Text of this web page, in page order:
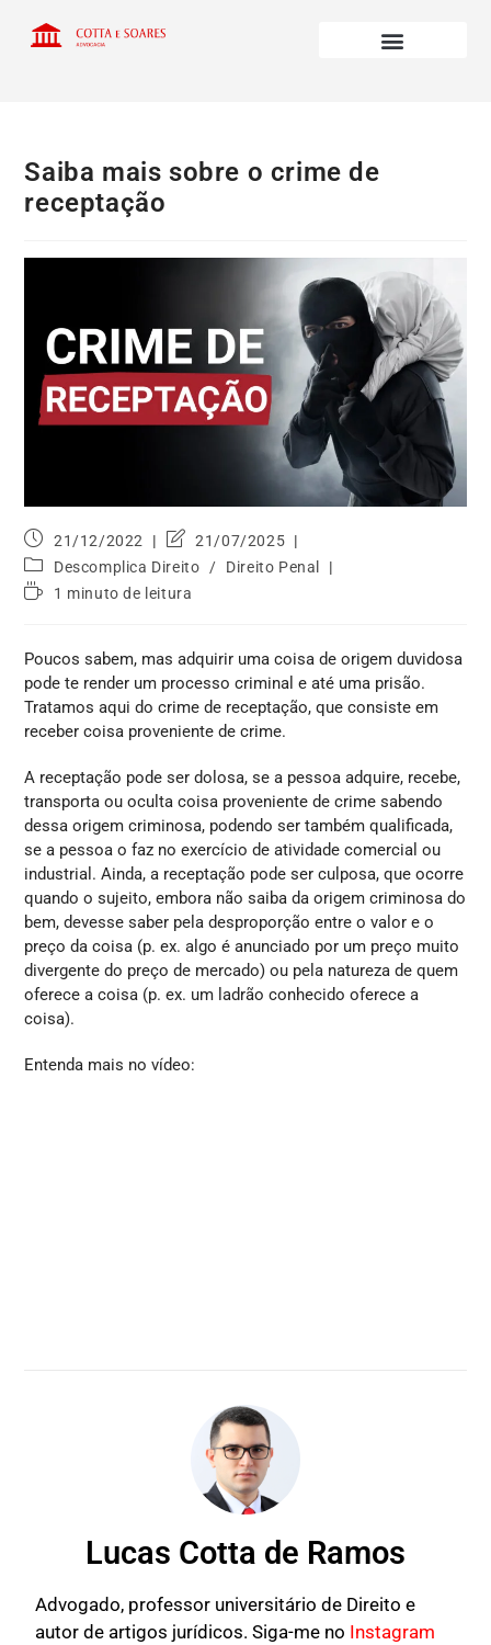
Saiba mais sobre o crime de
receptação
21/12/2022
21/07/2025
Descomplica Direito
/
Direito Penal
1 minuto de leitura
Poucos sabem, mas adquirir uma coisa de origem duvidosa
pode te render um processo criminal e até uma prisão.
Tratamos aqui do crime de receptação, que consiste em
receber coisa proveniente de crime.
A receptação pode ser dolosa, se a pessoa adquire, recebe,
transporta ou oculta coisa proveniente de crime sabendo
dessa origem criminosa, podendo ser também qualificada,
se a pessoa o faz no exercício de atividade comercial ou
industrial. Ainda, a receptação pode ser culposa, que ocorre
quando o sujeito, embora não saiba da origem criminosa do
bem, devesse saber pela desproporção entre o valor e o
preço da coisa (p. ex. algo é anunciado por um preço muito
divergente do preço de mercado) ou pela natureza de quem
oferece a coisa (p. ex. um ladrão conhecido oferece a
coisa).
Entenda mais no vídeo:
Lucas Cotta de Ramos
Advogado, professor universitário de Direito e
autor de artigos jurídicos. Siga-me no Instagram